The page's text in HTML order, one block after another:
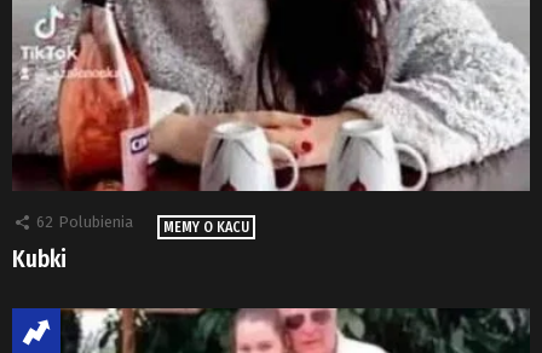
62 Polubienia MEMY O KACU
Kubki